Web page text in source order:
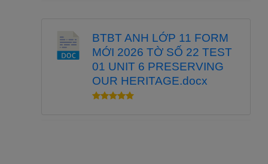
BTBT ANH LỚP 11 FORM
MỚI 2026 TỜ SỐ 22 TEST
01 UNIT 6 PRESERVING
OUR HERITAGE.docx